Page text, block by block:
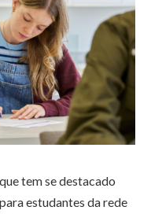
tem se destacado
estudantes da rede